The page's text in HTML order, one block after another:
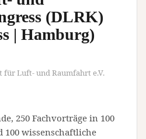
(DLRK)
| Hamburg)
für Luft- und Raumfahrt e.V.
250 Fachvorträge in 100
100 wissenschaftliche